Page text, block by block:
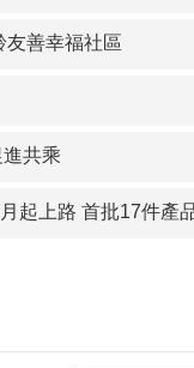
友善幸福社區
共乘
起上路 首批17件產